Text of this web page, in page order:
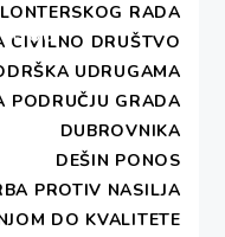
RADA
CIVILNO DRUŠTVO
UDRUGAMA
PODRUČJU GRADA
DUBROVNIKA
DEŠIN PONOS
PROTIV NASILJA
DO KVALITETE